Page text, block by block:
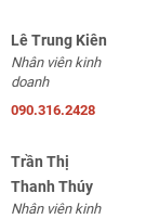
Lê Trung Kiên
Nhân viên kinh
doanh
090.316.2428
Trần Thị
Thanh Thúy
Nhân viên kinh